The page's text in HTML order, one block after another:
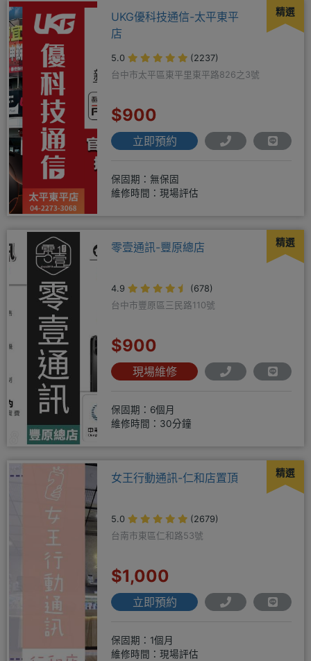
精選
UKG優科技通信-太平東平
店
5.0
(2237)
台中市太平區東平里東平路826之3號
$900
立即預約
保固期：無保固
維修時間：現場評估
精選
零壹通訊-豐原總店
4.9
(678)
台中市豐原區三民路110號
$900
現場維修
保固期：6個月
維修時間：30分鐘
精選
女王行動通訊-仁和店置頂
5.0
(2679)
台南市東區仁和路53號
$1,000
立即預約
保固期：1個月
維修時間：現場評估